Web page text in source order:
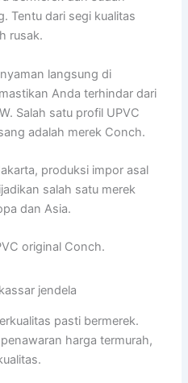
Tentu dari segi kualitas
rusak.
langsung di
Anda terhindar dari
Salah satu profil UPVC
adalah merek Conch.
produksi impor asal
salah satu merek
dan Asia.
original Conch.
pasti bermerek.
harga termurah,